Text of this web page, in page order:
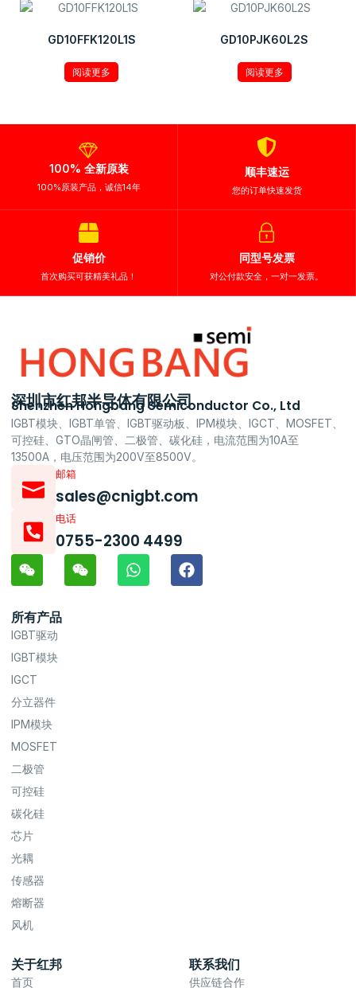
GD10FFK120L1S
阅读更多
GD10PJK60L2S
阅读更多
100% 全新原装
100%原装产品，诚信14年
顺丰速运
您的订单快速发货
促销价
首次购买可获精美礼品！
同型号发票
对公付款安全，一对一发票。
深圳市红邦半导体有限公司
Shenzhen Hongbang Semiconductor Co., Ltd
IGBT模块、IGBT单管、IGBT驱动板、IPM模块、IGCT、MOSFET、
可控硅、GTO晶闸管、二极管、碳化硅，电流范围为10A至
13500A，电压范围为200V至8500V。
邮箱
sales@cnigbt.com
电话
0755-2300 4499
所有产品
IGBT驱动
IGBT模块
IGCT
分立器件
IPM模块
MOSFET
二极管
可控硅
碳化硅
芯片
光耦
传感器
熔断器
风机
关于红邦
首页
联系我们
供应链合作